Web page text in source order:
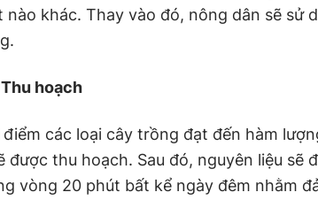
nào khác. Thay vào đó, nông dân sẽ sử
hoạch
điểm các loại cây trồng đạt đến hàm
được thu hoạch. Sau đó, nguyên liệu sẽ
vòng 20 phút bất kể ngày đêm nhằm